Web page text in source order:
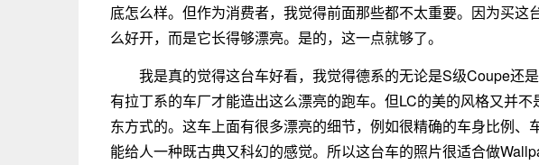
底怎么样。但作为消费者，我觉得前面那些都不太重要。因为买这
么好开，而是它长得够漂亮。是的，这一点就够了。
我是真的觉得这台车好看，我觉得德系的无论是S级Coupe还
有拉丁系的车厂才能造出这么漂亮的跑车。但LC的美的风格又并
东方式的。这车上面有很多漂亮的细节，例如很精确的车身比例、
能给人一种既古典又科幻的感觉。所以这台车的照片很适合做